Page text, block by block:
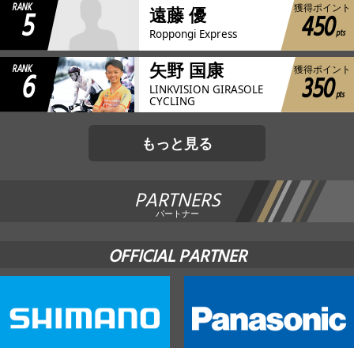
RANK
5 遠藤 優
Roppongi Express
獲得ポイント
450pts
RANK
6 矢野 国康
LINKVISION GIRASOLE
CYCLING
獲得ポイント
350pts
もっと見る
PARTNERS
パートナー
OFFICIAL PARTNER